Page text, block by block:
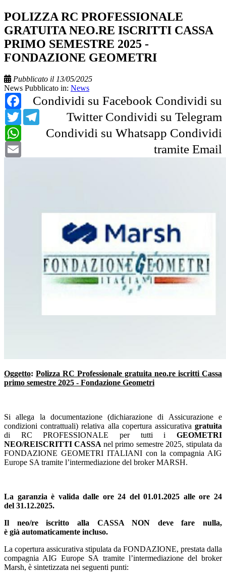
POLIZZA RC PROFESSIONALE
GRATUITA NEO.RE ISCRITTI CASSA
PRIMO SEMESTRE 2025 -
FONDAZIONE GEOMETRI
Pubblicato il 13/05/2025
News Pubblicato in: News
Condividi su Facebook
Facebook
Condividi su
Twitter
Twitter Condividi su Telegram
Telegram
Condividi su Whatsapp
WhatsApp
Condividi
tramite Email
Oggetto: Polizza RC Professionale gratuita neo.re iscritti Cassa
primo semestre 2025 - Fondazione Geometri
Si allega la documentazione (dichiarazione di Assicurazione e
condizioni contrattuali) relativa alla copertura assicurativa gratuita
di RC PROFESSIONALE per tutti i GEOMETRI
NEO/REISCRITTI CASSA nel primo semestre 2025, stipulata da
FONDAZIONE GEOMETRI ITALIANI con la compagnia AIG
Europe SA tramite l’intermediazione del broker MARSH.
La garanzia è valida dalle ore 24 del 01.01.2025 alle ore 24
del 31.12.2025.
Il neo/re iscritto alla CASSA NON deve fare nulla,
è già automaticamente incluso.
La copertura assicurativa stipulata da FONDAZIONE, prestata dalla
compagnia AIG Europe SA tramite l’intermediazione del broker
Marsh, è sintetizzata nei seguenti punti: